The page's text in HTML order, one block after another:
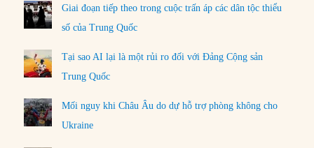
Giai đoạn tiếp theo trong cuộc trấn áp các dân tộc thiểu
số của Trung Quốc
Tại sao AI lại là một rủi ro đối với Đảng Cộng sản
Trung Quốc
Mối nguy khi Châu Âu do dự hỗ trợ phòng không cho
Ukraine